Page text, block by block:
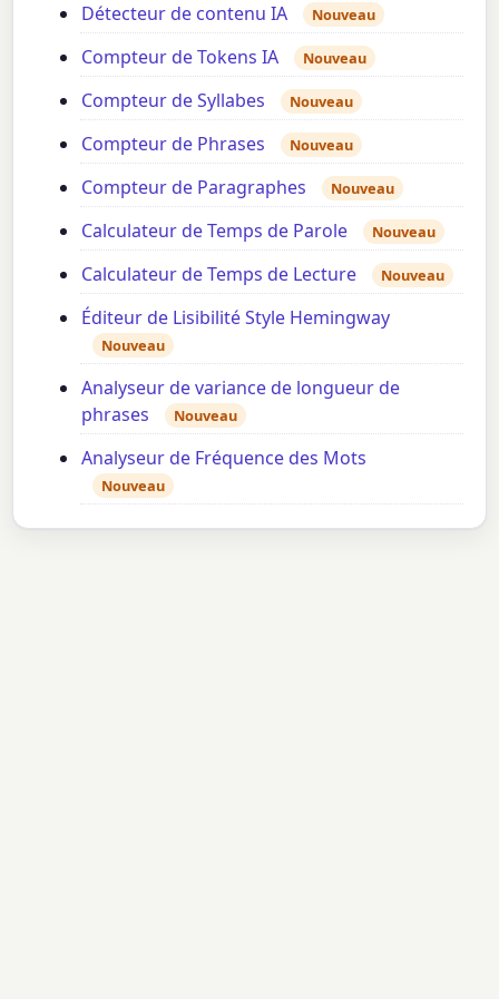
Détecteur de contenu IA Nouveau
Compteur de Tokens IA Nouveau
Compteur de Syllabes Nouveau
Compteur de Phrases Nouveau
Compteur de Paragraphes Nouveau
Calculateur de Temps de Parole Nouveau
Calculateur de Temps de Lecture Nouveau
Éditeur de Lisibilité Style Hemingway
Nouveau
Analyseur de variance de longueur de
phrases
Nouveau
Analyseur de Fréquence des Mots
Nouveau